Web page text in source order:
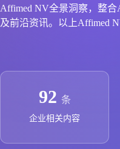
投资决策与交易估值
投融资
时讯
政策法规
药品生产企业
Affimed NV全景洞察，整
及前沿资讯。以上Affimed
92 条
企业相关内容